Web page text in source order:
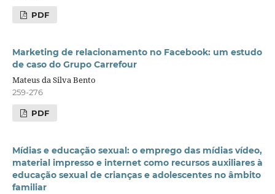
PDF
Marketing de relacionamento no Facebook: um estudo
de caso do Grupo Carrefour
Mateus da Silva Bento
259-276
PDF
Mídias e educação sexual: o emprego das mídias vídeo,
material impresso e internet como recursos auxiliares à
educação sexual de crianças e adolescentes no âmbito
familiar